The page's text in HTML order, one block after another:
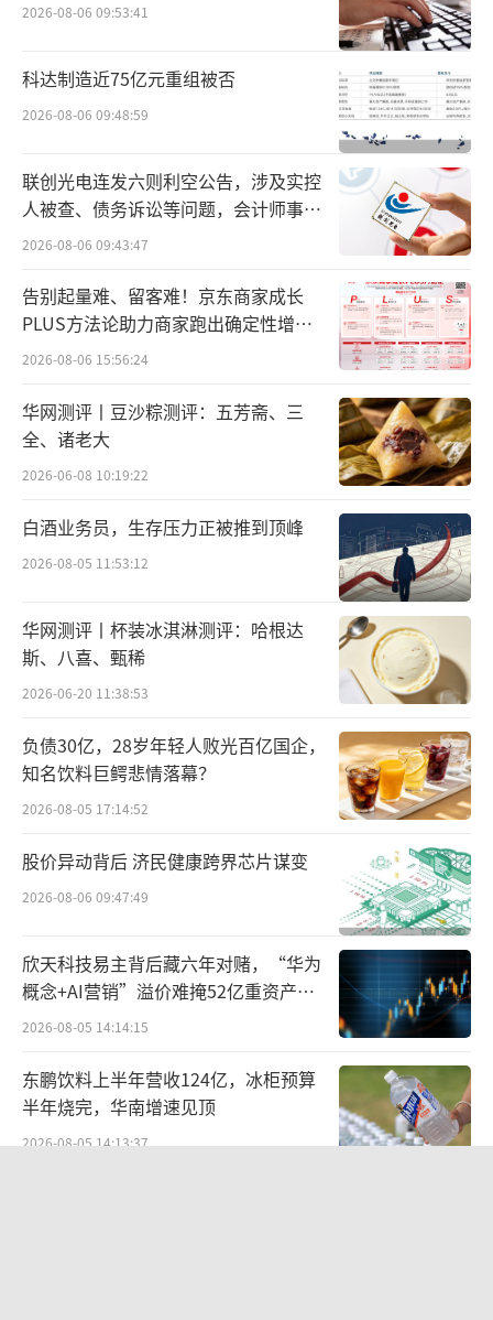
北京市经济和信息化局信息化与软件服务业处处长尤靖
尤靖处长指出，北京市高度重视以元宇宙
为核心的互联网3.0产业发展，2023年3月印发
了《关于推动北京互联网3.0产业创新发展的工
作方案（2023—2025年）》，成立了国内首家
数字人产业基地，2024年4月印发了《北京市加
快建设信息软件产业创新发展高地行动方
案》，明确发展互联网3.0即元宇宙新业态，推
动数字技术互联互通，建立数字人服务平台，
鼓励利用元宇宙技术提升商圈、景点、博物
馆、体育场所、工业遗址等线下场所服务体
验。市经信局将积极发挥政府对元宇宙产业发
展的引导作用，通过支持大赛推动并挖掘一批
在元宇宙领域具备坚实技术基础、优秀团队构
成、广阔市场前景及创新商业模式的高成长潜
力企业，提供落地开放场景，策划元宇宙创新
产品体验季等活动，带动元宇宙数字消费新业
态。
2026-08-06 09:53:41
科达制造近75亿元重组被否
2026-08-06 09:48:59
联创光电连发六则利空公告，涉及实控
人被查、债务诉讼等问题，会计师事务
所曾出具“保留意见”
2026-08-06 09:43:47
告别起量难、留客难！京东商家成长
PLUS方法论助力商家跑出确定性增长
路径
2026-08-06 15:56:24
华网测评丨豆沙粽测评：五芳斋、三
全、诸老大
2026-06-08 10:19:22
白酒业务员，生存压力正被推到顶峰
2026-08-05 11:53:12
华网测评丨杯装冰淇淋测评：哈根达
斯、八喜、甄稀
2026-06-20 11:38:53
负债30亿，28岁年轻人败光百亿国企，
知名饮料巨鳄悲情落幕？
2026-08-05 17:14:52
股价异动背后 济民健康跨界芯片谋变
2026-08-06 09:47:49
欣天科技易主背后藏六年对赌，“华为
概念+AI营销”溢价难掩52亿重资产考
验
2026-08-05 14:14:15
东鹏饮料上半年营收124亿，冰柜预算
半年烧完，华南增速见顶
2026-08-05 14:13:37